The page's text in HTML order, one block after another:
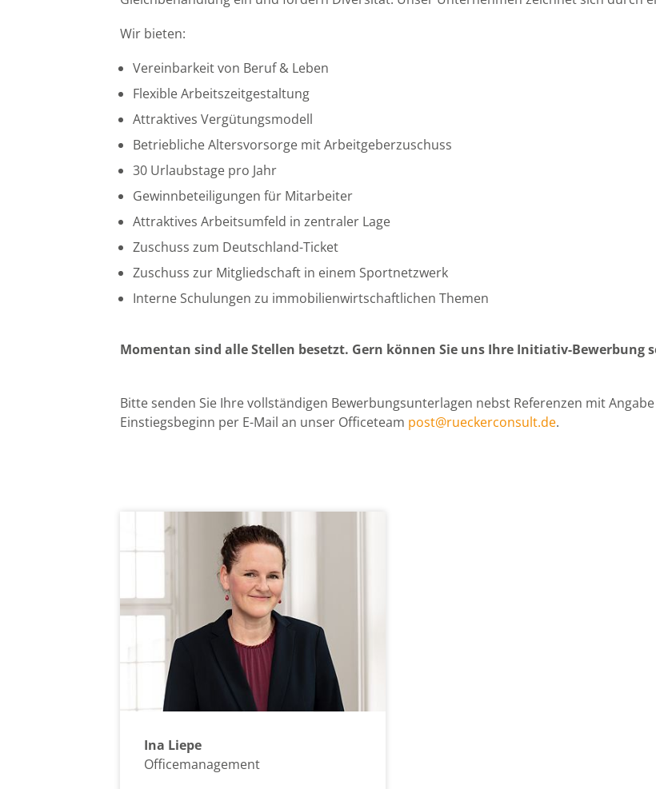
Wir bieten:
Vereinbarkeit von Beruf & Leben
Flexible Arbeitszeitgestaltung
Attraktives Vergütungsmodell
Betriebliche Altersvorsorge mit Arbeitgeberzuschuss
30 Urlaubstage pro Jahr
Gewinnbeteiligungen für Mitarbeiter
Attraktives Arbeitsumfeld in zentraler Lage
Zuschuss zum Deutschland-Ticket
Zuschuss zur Mitgliedschaft in einem Sportnetzwerk
Interne Schulungen zu immobilienwirtschaftlichen Themen
Momentan sind alle Stellen besetzt. Gern können Sie uns Ihre Initiativ-Bewerbung
Bitte senden Sie Ihre vollständigen Bewerbungsunterlagen nebst Referenzen mit
Einstiegsbeginn per E-Mail an unser Officeteam post@rueckerconsult.de.
Ina Liepe
Officemanagement